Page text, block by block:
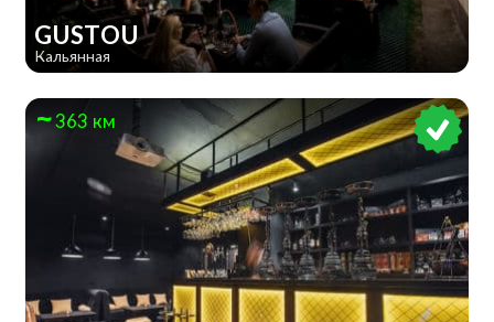
GUSTOU
Кальянная
363 км